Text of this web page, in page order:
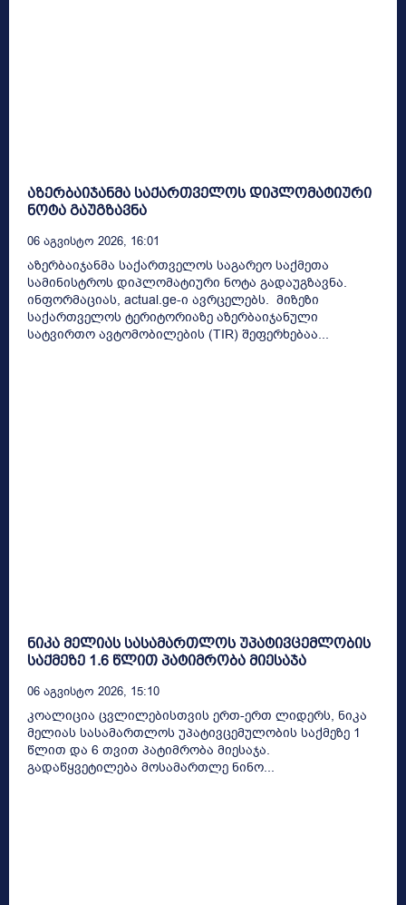
აზერბაიჯანმა საქართველოს დიპლომატიური
ნოტა გაუგზავნა
06 Აგვისტო 2026, 16:01
აზერბაიჯანმა საქართველოს საგარეო საქმეთა
სამინისტროს დიპლომატიური ნოტა გადაუგზავნა.
ინფორმაციას, actual.ge-ი ავრცელებს. მიზეზი
საქართველოს ტერიტორიაზე აზერბაიჯანული
სატვირთო ავტომობილების (TIR) შეფერხებაა...
ნიკა მელიას სასამართლოს უპატივცემლობის
საქმეზე 1.6 წლით პატიმრობა მიესაჯა
06 Აგვისტო 2026, 15:10
კოალიცია ცვლილებისთვის ერთ-ერთ ლიდერს, ნიკა
მელიას სასამართლოს უპატივცემულობის საქმეზე 1
წლით და 6 თვით პატიმრობა მიესაჯა.
გადაწყვეტილება მოსამართლე ნინო...